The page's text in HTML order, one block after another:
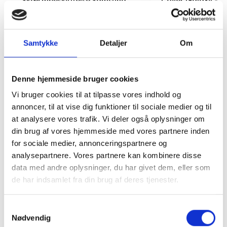
Samtykke Detaljer Om
Denne hjemmeside bruger cookies
Vi bruger cookies til at tilpasse vores indhold og
annoncer, til at vise dig funktioner til sociale medier og til
at analysere vores trafik. Vi deler også oplysninger om
din brug af vores hjemmeside med vores partnere inden
for sociale medier, annonceringspartnere og
analysepartnere. Vores partnere kan kombinere disse
data med andre oplysninger, du har givet dem, eller som
de har indsamlet fra din brug af deres tjenester.
Nødvendig
Galaxy S21
149 kr. TILFØJ 199 kr.